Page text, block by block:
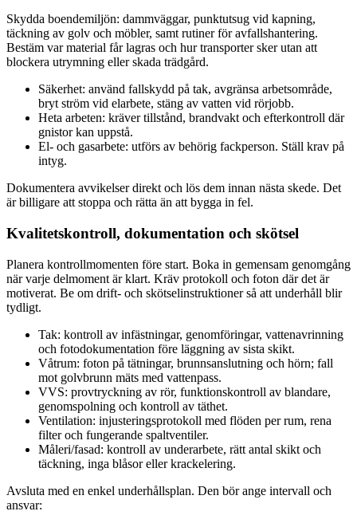
Skydda boendemiljön: dammväggar, punktutsug vid kapning,
täckning av golv och möbler, samt rutiner för avfallshantering.
Bestäm var material får lagras och hur transporter sker utan att
blockera utrymning eller skada trädgård.
Säkerhet: använd fallskydd på tak, avgränsa arbetsområde,
bryt ström vid elarbete, stäng av vatten vid rörjobb.
Heta arbeten: kräver tillstånd, brandvakt och efterkontroll där
gnistor kan uppstå.
El- och gasarbete: utförs av behörig fackperson. Ställ krav på
intyg.
Dokumentera avvikelser direkt och lös dem innan nästa skede. Det
är billigare att stoppa och rätta än att bygga in fel.
Kvalitetskontroll, dokumentation och skötsel
Planera kontrollmomenten före start. Boka in gemensam genomgång
när varje delmoment är klart. Kräv protokoll och foton där det är
motiverat. Be om drift- och skötselinstruktioner så att underhåll blir
tydligt.
Tak: kontroll av infästningar, genomföringar, vattenavrinning
och fotodokumentation före läggning av sista skikt.
Våtrum: foton på tätningar, brunnsanslutning och hörn; fall
mot golvbrunn mäts med vattenpass.
VVS: provtryckning av rör, funktionskontroll av blandare,
genomspolning och kontroll av täthet.
Ventilation: injusteringsprotokoll med flöden per rum, rena
filter och fungerande spaltventiler.
Måleri/fasad: kontroll av underarbete, rätt antal skikt och
täckning, inga blåsor eller krackelering.
Avsluta med en enkel underhållsplan. Den bör ange intervall och
ansvar: